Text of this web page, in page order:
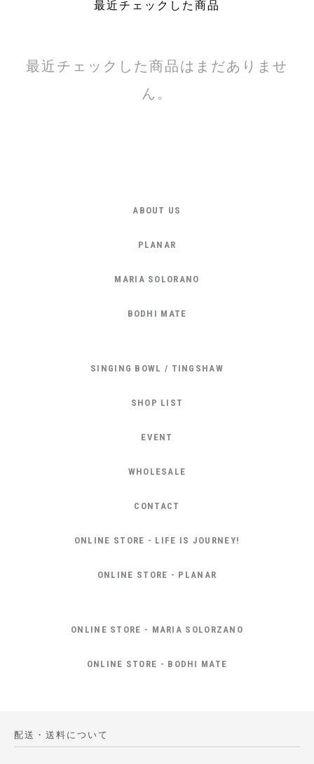
最近チェックした商品
最近チェックした商品はまだありませ
ん。
ABOUT US
PLANAR
MARIA SOLORANO
BODHI MATE
SINGING BOWL / TINGSHAW
SHOP LIST
EVENT
WHOLESALE
CONTACT
ONLINE STORE - LIFE IS JOURNEY!
ONLINE STORE - PLANAR
ONLINE STORE - MARIA SOLORZANO
ONLINE STORE - BODHI MATE
配送・送料について